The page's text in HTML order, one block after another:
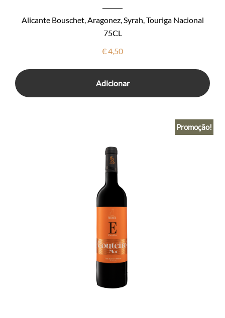
Alicante Bouschet, Aragonez, Syrah, Touriga Nacional
75CL
€4,50
Adicionar
Promoção!